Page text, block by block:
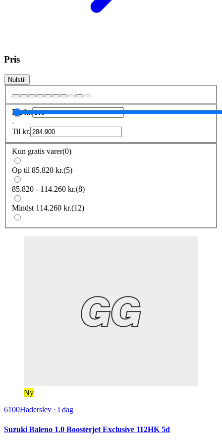
Pris
Nulstil
Frakr.
-
Til kr.
Kun gratis varer(0)
Op til 85.820 kr.(5)
85.820 - 114.260 kr.(8)
Mindst 114.260 kr.(12)
Ny
6100Haderslev · i dag
Suzuki Baleno 1,0 Boosterjet Exclusive 112HK 5d